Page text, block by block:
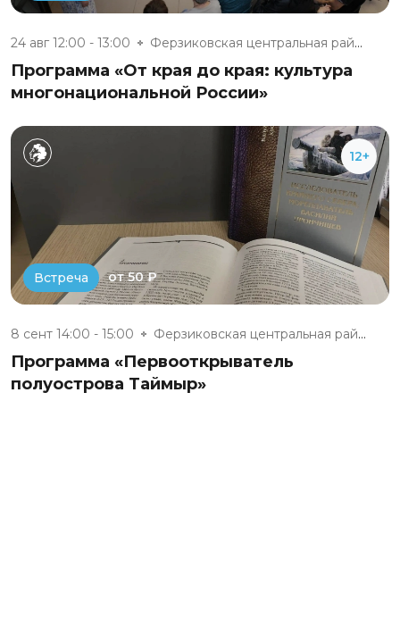
24 авг 12:00 - 13:00 Ферзиковская центральная район...
Программа «От края до края: культура
многонациональной России»
12+
Встреча от 50 ₽
8 сент 14:00 - 15:00 Ферзиковская центральная район...
Программа «Первооткрыватель
полуострова Таймыр»